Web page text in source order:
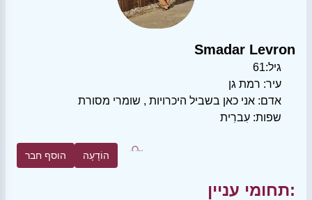
Smadar Levron
גיל:61
עיר: רמת גן
אדם: אני כאן בשביל היכרויות , שומרי מסורת
שפות: עִברִית
הוסף חבר הוֹדָעָה
תחומי עניין: